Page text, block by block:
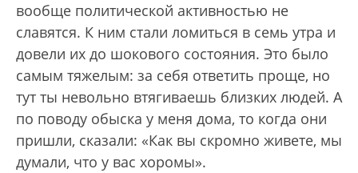
вообще политической активностью не
славятся. К ним стали ломиться в семь утра и
довели их до шокового состояния. Это было
самым тяжелым: за себя ответить проще, но
тут ты невольно втягиваешь близких людей. А
по поводу обыска у меня дома, то когда они
пришли, сказали: «Как вы скромно живете, мы
думали, что у вас хоромы».